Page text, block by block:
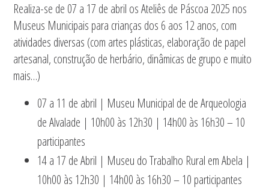
Realiza-se de 07 a 17 de abril os Ateliês de Páscoa 2025 nos
Museus Municipais para crianças dos 6 aos 12 anos, com
atividades diversas (com artes plásticas, elaboração de papel
artesanal, construção de herbário, dinâmicas de grupo e muito
mais…)
07 a 11 de abril | Museu Municipal de de Arqueologia
de Alvalade | 10h00 às 12h30 | 14h00 às 16h30 – 10
participantes
14 a 17 de Abril | Museu do Trabalho Rural em Abela |
10h00 às 12h30 | 14h00 às 16h30 – 10 participantes